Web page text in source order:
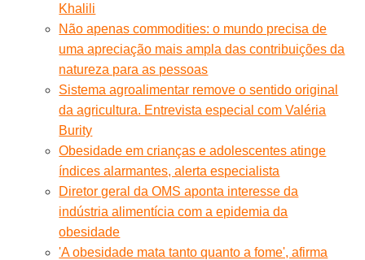
Khalili
Não apenas commodities: o mundo precisa de
uma apreciação mais ampla das contribuições da
natureza para as pessoas
Sistema agroalimentar remove o sentido original
da agricultura. Entrevista especial com Valéria
Burity
Obesidade em crianças e adolescentes atinge
índices alarmantes, alerta especialista
Diretor geral da OMS aponta interesse da
indústria alimentícia com a epidemia da
obesidade
'A obesidade mata tanto quanto a fome', afirma